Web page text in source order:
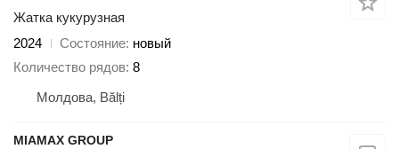
Жатка кукурузная
2024
Состояние новый
Количество рядов 8
Молдова, Bălți
MIAMAX GROUP